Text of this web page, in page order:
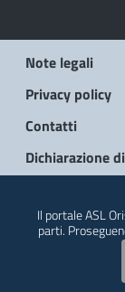
Note legali
Privacy policy
Contatti
Dichiarazione
Il portale ASL
parti.